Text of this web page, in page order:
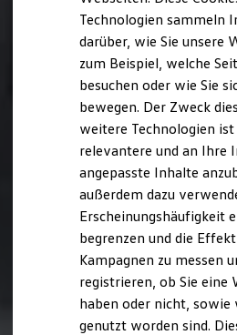
Nachhaltigkeit
Technologie
Kosten und Kauf
Verbrauchskosten
Kaufoptionen
E-Auto-Förderung
Software und
Die ID. Software 6
ID. Software
Digitale Extras
Schnittstellen zu
Marke und Erlebnis
Volkswagen R und R
R-Modelle
R Experience
Driving Experience
Volkswagen entdecken
Werkbesichtigung
Technologien sammeln
darüber, wie Sie unsere
zum Beispiel, welche
besuchen oder wie Sie
bewegen. Der Zweck
weitere Technologien
relevantere und an Ihre
angepasste Inhalte
außerdem dazu
Erscheinungshäufigkeit
begrenzen und die
Kampagnen zu messen
registrieren, ob Sie eine
haben oder nicht, sowie
genutzt worden sind.